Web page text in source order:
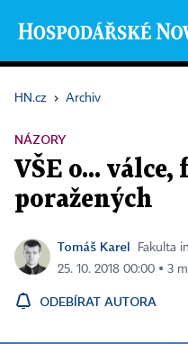
HN.cz › Archiv
NÁZORY
VŠE o...
poražených
Tomáš Karel
Fakulta
25. 10. 2018 00:00 ▪ 3
ODEBÍRAT AUTORA